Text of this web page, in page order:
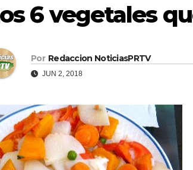
6 vegetales
Por Redaccion NoticiasPRTV
JUN 2, 2018